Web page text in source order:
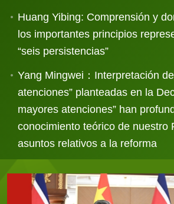
Huang Yibing: Comprensión y
los importantes principios
“seis persistencias”
Yang Mingwei：Interpretación
atenciones” planteadas en la
mayores atenciones” han
conocimiento teórico de nuestro
asuntos relativos a la reforma